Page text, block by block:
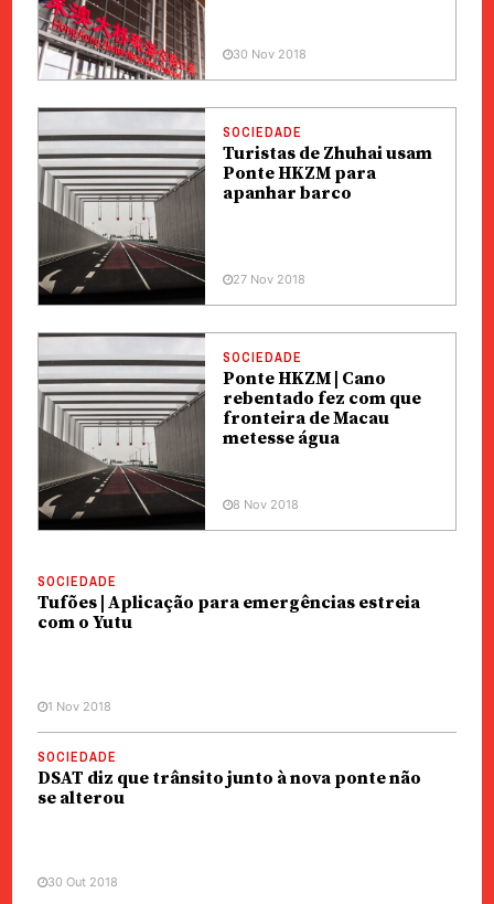
30 Nov 2018
SOCIEDADE
Turistas de Zhuhai usam
Ponte HKZM para
apanhar barco
27 Nov 2018
SOCIEDADE
Ponte HKZM | Cano
rebentado fez com que
fronteira de Macau
metesse água
8 Nov 2018
SOCIEDADE
Tufões | Aplicação para emergências estreia
com o Yutu
1 Nov 2018
SOCIEDADE
DSAT diz que trânsito junto à nova ponte não
se alterou
30 Out 2018